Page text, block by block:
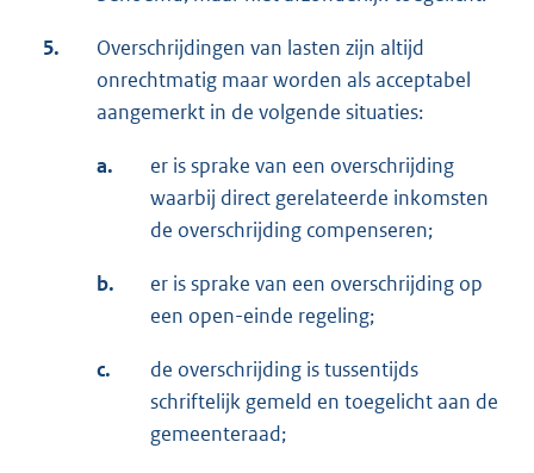
5.
Overschrijdingen van lasten zijn altijd
onrechtmatig maar worden als acceptabel
aangemerkt in de volgende situaties:
a.
er is sprake van een overschrijding
waarbij direct gerelateerde inkomsten
de overschrijding compenseren;
b.
er is sprake van een overschrijding op
een open-einde regeling;
c.
de overschrijding is tussentijds
schriftelijk gemeld en toegelicht aan de
gemeenteraad;